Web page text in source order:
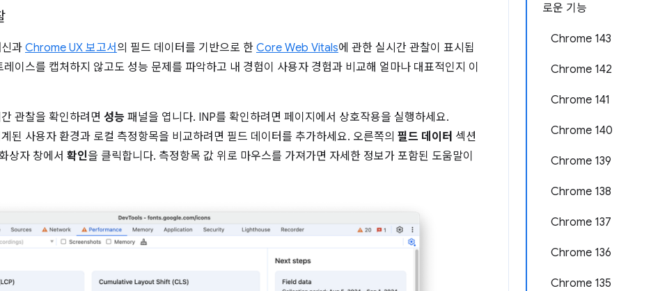
로운 기능
Chrome 143
Chrome 142
Chrome 141
Chrome 140
Chrome 139
Chrome 138
Chrome 137
Chrome 136
Chrome 135
과 Chrome UX 보고서 의 필드 데이터를 기반으로 한 Core Web Vitals에 관한 실시간 관찰이 표시됩
이스를 캡처하지 않고도 성능 문제를 파악하고 내 경험이 사용자 경험과 비교해 얼마나 대표적인지 이
관찰을 확인하려면 성능 패널을 엽니다. INP를 확인하려면 페이지에서 상호작용을 실행하세요.
된 사용자 환경과 로컬 측정항목을 비교하려면 필드 데이터를 추가하세요. 오른쪽의 필드 데이터 섹션
상자 창에서 확인을 클릭합니다. 측정항목 값 위로 마우스를 가져가면 자세한 정보가 포함된 도움말이